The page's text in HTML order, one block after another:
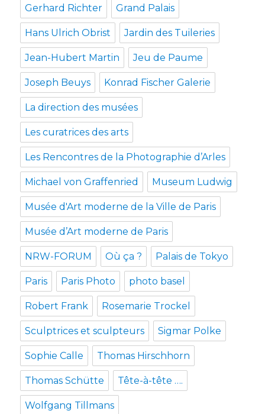
Gerhard Richter Grand Palais
Hans Ulrich Obrist Jardin des Tuileries
Jean-Hubert Martin Jeu de Paume
Joseph Beuys Konrad Fischer Galerie
La direction des musées
Les curatrices des arts
Les Rencontres de la Photographie d’Arles
Michael von Graffenried Museum Ludwig
Musée d'Art moderne de la Ville de Paris
Musée d’Art moderne de Paris
NRW-FORUM Où ça ? Palais de Tokyo
Paris Paris Photo photo basel
Robert Frank Rosemarie Trockel
Sculptrices et sculpteurs Sigmar Polke
Sophie Calle Thomas Hirschhorn
Thomas Schütte Tête-à-tête ….
Wolfgang Tillmans